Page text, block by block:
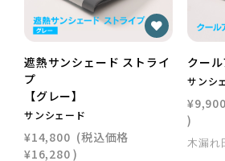
遮熱サンシェード ストライ
プ
【グレー】
サンシェード
¥14,800 (税込価格
¥16,280 )
クー
サンシ
¥9,900
)